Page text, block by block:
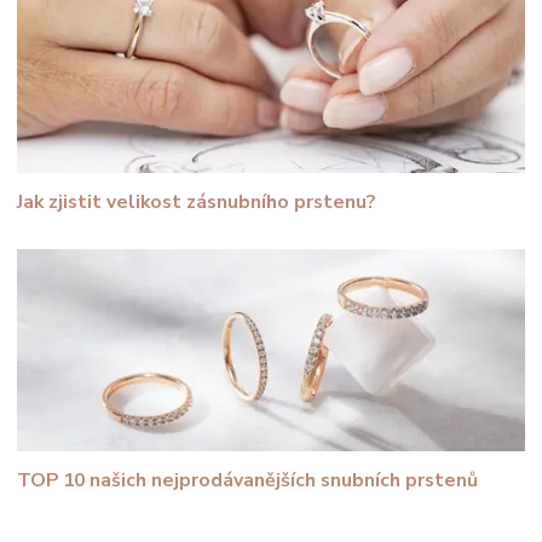
Jak zjistit velikost zásnubního prstenu?
TOP 10 našich nejprodávanějších snubních prstenů